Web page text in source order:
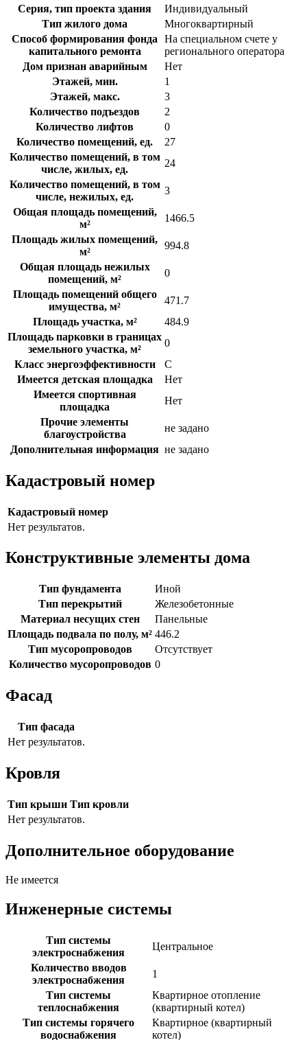
Серия, тип проекта здания
Индивидуальный
Тип жилого дома
Многоквартирный
Способ формирования фонда
капитального ремонта
На специальном счете у
регионального оператора
Дом признан аварийным
Нет
Этажей, мин.
1
Этажей, макс.
3
Количество подъездов
2
Количество лифтов
0
Количество помещений, ед.
27
Количество помещений, в том
числе, жилых, ед.
24
Количество помещений, в том
числе, нежилых, ед.
3
Общая площадь помещений,
м²
1466.5
Площадь жилых помещений,
м²
994.8
Общая площадь нежилых
помещений, м²
0
Площадь помещений общего
имущества, м²
471.7
Площадь участка, м²
484.9
Площадь парковки в границах
земельного участка, м²
0
Класс энергоэффективности
C
Имеется детская площадка
Нет
Имеется спортивная
площадка
Нет
Прочие элементы
благоустройства
не задано
Дополнительная информация не задано
Кадастровый номер
Кадастровый номер
Нет результатов.
Конструктивные элементы дома
Тип фундамента
Иной
Тип перекрытий
Железобетонные
Материал несущих стен
Панельные
Площадь подвала по полу, м² 446.2
Тип мусоропроводов
Отсутствует
Количество мусоропроводов 0
Фасад
Тип фасада
Нет результатов.
Кровля
Тип крыши Тип кровли
Нет результатов.
Дополнительное оборудование
Не имеется
Инженерные системы
Тип системы
электроснабжения
Центральное
Количество вводов
электроснабжения
1
Тип системы
теплоснабжения
Квартирное отопление
(квартирный котел)
Тип системы горячего
водоснабжения
Квартирное (квартирный
котел)